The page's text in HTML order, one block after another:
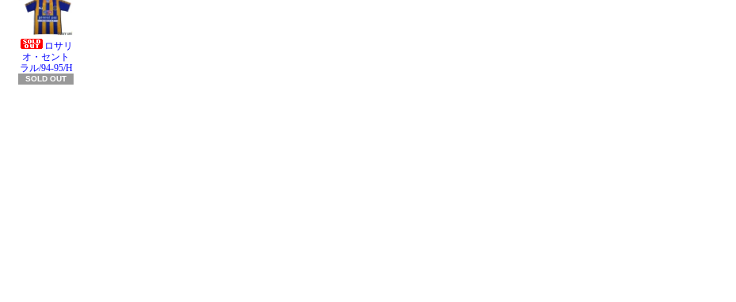
ロサリ
オ・セント
ラル/94-95/H
SOLD OUT